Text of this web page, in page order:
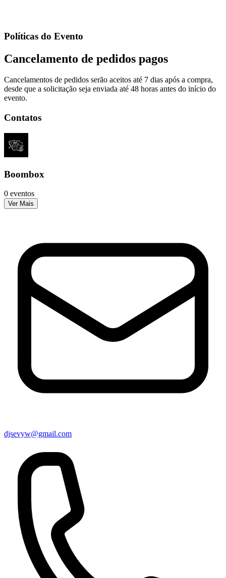
Políticas do Evento
Cancelamento de pedidos pagos
Cancelamentos de pedidos serão aceitos até 7 dias após a compra,
desde que a solicitação seja enviada até 48 horas antes do início do
evento.
Contatos
Boombox
0 eventos
Ver Mais
djsevyw@gmail.com